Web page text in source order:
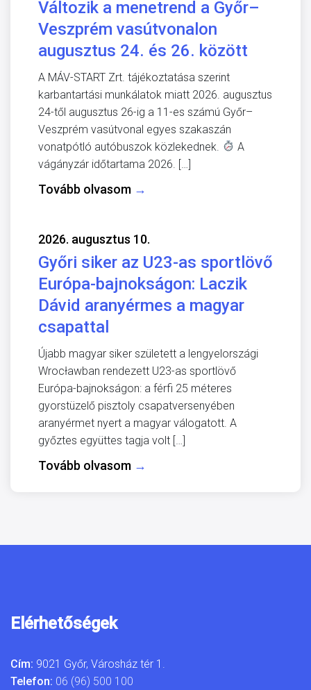
Változik a menetrend a Győr–
Veszprém vasútvonalon
augusztus 24. és 26. között
A MÁV-START Zrt. tájékoztatása szerint
karbantartási munkálatok miatt 2026. augusztus
24-től augusztus 26-ig a 11-es számú Győr–
Veszprém vasútvonal egyes szakaszán
vonatpótló autóbuszok közlekednek.
A
vágányzár időtartama 2026. […]
Tovább olvasom →
2026. augusztus 10.
Győri siker az U23-as sportlövő
Európa-bajnokságon: Laczik
Dávid aranyérmes a magyar
csapattal
Újabb magyar siker született a lengyelországi
Wrocławban rendezett U23-as sportlövő
Európa-bajnokságon: a férfi 25 méteres
gyorstüzelő pisztoly csapatversenyében
aranyérmet nyert a magyar válogatott. A
győztes együttes tagja volt […]
Tovább olvasom →
Elérhetőségek
Cím: 9021 Győr, Városház tér 1.
Telefon: 06 (96) 500 100